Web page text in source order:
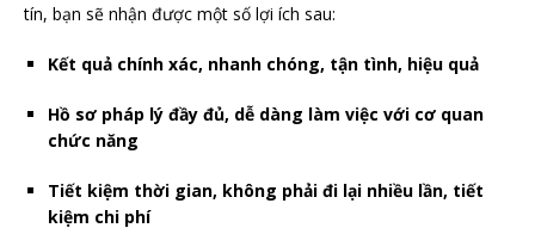
tín, bạn sẽ nhận được một số lợi ích sau:
Kết quả chính xác, nhanh chóng, tận tình, hiệu quả
Hồ sơ pháp lý đầy đủ, dễ dàng làm việc với cơ quan
chức năng
Tiết kiệm thời gian, không phải đi lại nhiều lần, tiết
kiệm chi phí